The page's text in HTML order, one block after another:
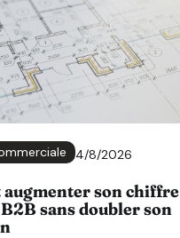
4/8/2026
augmenter son chiffre
sans doubler son